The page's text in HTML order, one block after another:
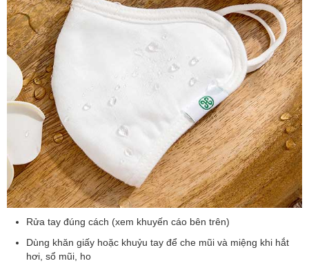
Rửa tay đúng cách (xem khuyến cáo bên trên)
Dùng khăn giấy hoặc khuỷu tay để che mũi và miệng khi hắt
hơi, sổ mũi, ho